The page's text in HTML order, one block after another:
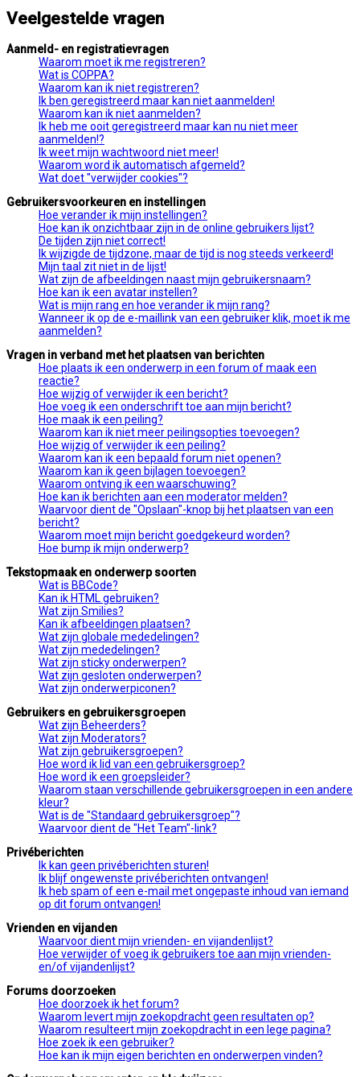
Veelgestelde vragen
Aanmeld- en registratievragen
Waarom moet ik me registreren?
Wat is COPPA?
Waarom kan ik niet registreren?
Ik ben geregistreerd maar kan niet aanmelden!
Waarom kan ik niet aanmelden?
Ik heb me ooit geregistreerd maar kan nu niet meer
aanmelden!?
Ik weet mijn wachtwoord niet meer!
Waarom word ik automatisch afgemeld?
Wat doet "verwijder cookies"?
Gebruikersvoorkeuren en instellingen
Hoe verander ik mijn instellingen?
Hoe kan ik onzichtbaar zijn in de online gebruikers lijst?
De tijden zijn niet correct!
Ik wijzigde de tijdzone, maar de tijd is nog steeds verkeerd!
Mijn taal zit niet in de lijst!
Wat zijn de afbeeldingen naast mijn gebruikersnaam?
Hoe kan ik een avatar instellen?
Wat is mijn rang en hoe verander ik mijn rang?
Wanneer ik op de e-maillink van een gebruiker klik, moet ik me
aanmelden?
Vragen in verband met het plaatsen van berichten
Hoe plaats ik een onderwerp in een forum of maak een
reactie?
Hoe wijzig of verwijder ik een bericht?
Hoe voeg ik een onderschrift toe aan mijn bericht?
Hoe maak ik een peiling?
Waarom kan ik niet meer peilingsopties toevoegen?
Hoe wijzig of verwijder ik een peiling?
Waarom kan ik een bepaald forum niet openen?
Waarom kan ik geen bijlagen toevoegen?
Waarom ontving ik een waarschuwing?
Hoe kan ik berichten aan een moderator melden?
Waarvoor dient de "Opslaan"-knop bij het plaatsen van een
bericht?
Waarom moet mijn bericht goedgekeurd worden?
Hoe bump ik mijn onderwerp?
Tekstopmaak en onderwerp soorten
Wat is BBCode?
Kan ik HTML gebruiken?
Wat zijn Smilies?
Kan ik afbeeldingen plaatsen?
Wat zijn globale mededelingen?
Wat zijn mededelingen?
Wat zijn sticky onderwerpen?
Wat zijn gesloten onderwerpen?
Wat zijn onderwerpiconen?
Gebruikers en gebruikersgroepen
Wat zijn Beheerders?
Wat zijn Moderators?
Wat zijn gebruikersgroepen?
Hoe word ik lid van een gebruikersgroep?
Hoe word ik een groepsleider?
Waarom staan verschillende gebruikersgroepen in een andere
kleur?
Wat is de "Standaard gebruikersgroep"?
Waarvoor dient de "Het Team"-link?
Privéberichten
Ik kan geen privéberichten sturen!
Ik blijf ongewenste privéberichten ontvangen!
Ik heb spam of een e-mail met ongepaste inhoud van iemand
op dit forum ontvangen!
Vrienden en vijanden
Waarvoor dient mijn vrienden- en vijandenlijst?
Hoe verwijder of voeg ik gebruikers toe aan mijn vrienden-
en/of vijandenlijst?
Forums doorzoeken
Hoe doorzoek ik het forum?
Waarom levert mijn zoekopdracht geen resultaten op?
Waarom resulteert mijn zoekopdracht in een lege pagina?
Hoe zoek ik een gebruiker?
Hoe kan ik mijn eigen berichten en onderwerpen vinden?